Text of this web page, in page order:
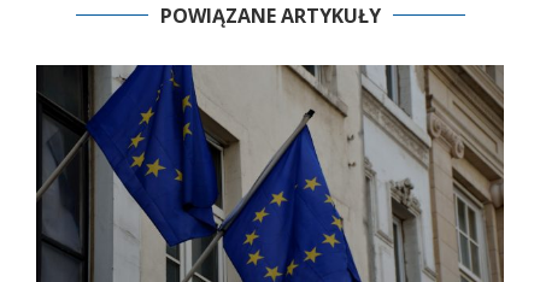
POWIĄZANE ARTYKUŁY